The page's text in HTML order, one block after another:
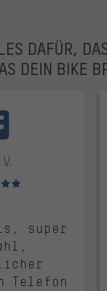
DAFÜR,
DEIN BIKE
5 von 5
super
Telefon